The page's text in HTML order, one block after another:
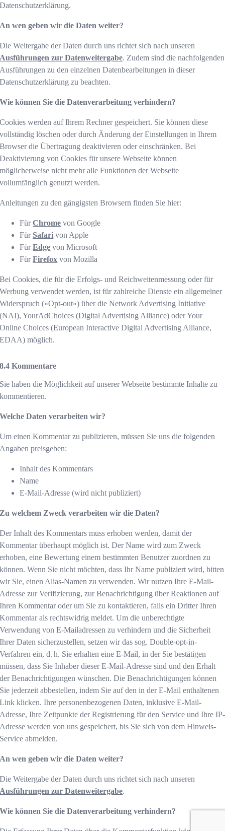
Datenschutzerklärung.
An wen geben wir die Daten weiter?
Die Weitergabe der Daten durch uns richtet sich nach unseren
Ausführungen zur Datenweitergabe. Zudem sind die nachfolgenden
Ausführungen zu den einzelnen Datenbearbeitungen in dieser
Datenschutzerklärung zu beachten.
Wie können Sie die Datenverarbeitung verhindern?
Cookies werden auf Ihrem Rechner gespeichert. Sie können diese
vollständig löschen oder durch Änderung der Einstellungen in Ihrem
Browser die Übertragung deaktivieren oder einschränken. Bei
Deaktivierung von Cookies für unsere Webseite können
möglicherweise nicht mehr alle Funktionen der Webseite
vollumfänglich genutzt werden.
Anleitungen zu den gängigsten Browsern finden Sie hier:
FürChrome von Google
Für Safari von Apple
FürEdge von Microsoft
FürFirefox von Mozilla
Bei Cookies, die für die Erfolgs- und Reichweitenmessung oder für
Werbung verwendet werden, ist für zahlreiche Dienste ein allgemeiner
Widerspruch («Opt-out») über die Network Advertising Initiative
(NAI), YourAdChoices (Digital Advertising Alliance) oder Your
Online Choices (European Interactive Digital Advertising Alliance,
EDAA) möglich.
Kommentare
Sie haben die Möglichkeit auf unserer Webseite bestimmte Inhalte zu
kommentieren.
Welche Daten verarbeiten wir?
Um einen Kommentar zu publizieren, müssen Sie uns die folgenden
Angaben preisgeben:
Inhalt des Kommentars
Name
E-Mail-Adresse (wird nicht publiziert)
Zu welchem Zweck verarbeiten wir die Daten?
Der Inhalt des Kommentars muss erhoben werden, damit der
Kommentar überhaupt möglich ist. Der Name wird zum Zweck
erhoben, eine Bewertung einem bestimmten Benutzer zuordnen zu
können. Wenn Sie nicht möchten, dass Ihr Name publiziert wird, bitten
wir Sie, einen Alias-Namen zu verwenden. Wir nutzen Ihre E-Mail-
Adresse zur Verifizierung, zur Benachrichtigung über Reaktionen auf
Ihren Kommentar oder um Sie zu kontaktieren, falls ein Dritter Ihren
Kommentar als rechtswidrig meldet. Um die unberechtigte
Verwendung von E-Mailadressen zu verhindern und die Sicherheit
Ihrer Daten sicherzustellen, setzen wir das sog. Double-opt-in-
Verfahren ein, d. h. Sie erhalten eine E-Mail, in der Sie bestätigen
müssen, dass Sie Inhaber dieser E-Mail-Adresse sind und den Erhalt
der Benachrichtigungen wünschen. Die Benachrichtigungen können
Sie jederzeit abbestellen, indem Sie auf den in der E-Mail enthaltenen
Link klicken. Ihre personenbezogenen Daten, inklusive E-Mail-
Adresse, Ihre Zeitpunkte der Registrierung für den Service und Ihre IP-
Adresse werden von uns gespeichert, bis Sie sich von dem Hinweis-
Service abmelden.
An wen geben wir die Daten weiter?
Die Weitergabe der Daten durch uns richtet sich nach unseren
Ausführungen zur Datenweitergabe.
Wie können Sie die Datenverarbeitung verhindern?